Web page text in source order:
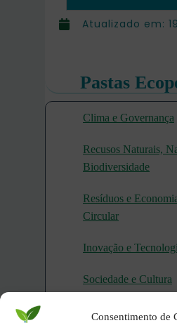
Consentimento de
Atualizado em:
Pastas
Clima e Governança
Recusos Naturais,
Biodiversidade
Resíduos e
Circular
Inovação e
Sociedade e Cultura